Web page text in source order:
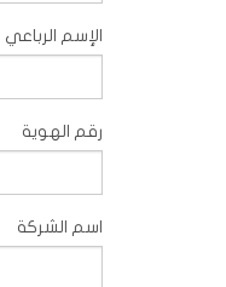
الإسم
رقم الهوية
اسم الشركة